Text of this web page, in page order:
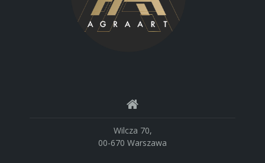
Wilcza 70,
00-670 Warszawa